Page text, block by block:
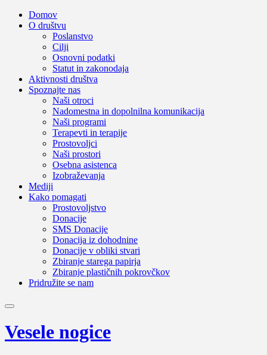
Domov
O društvu
Poslanstvo
Cilji
Osnovni podatki
Statut in zakonodaja
Aktivnosti društva
Spoznajte nas
Naši otroci
Nadomestna in dopolnilna komunikacija
Naši programi
Terapevti in terapije
Prostovoljci
Naši prostori
Osebna asistenca
Izobraževanja
Mediji
Kako pomagati
Prostovoljstvo
Donacije
SMS Donacije
Donacija iz dohodnine
Donacije v obliki stvari
Zbiranje starega papirja
Zbiranje plastičnih pokrovčkov
Pridružite se nam
Vesele nogice